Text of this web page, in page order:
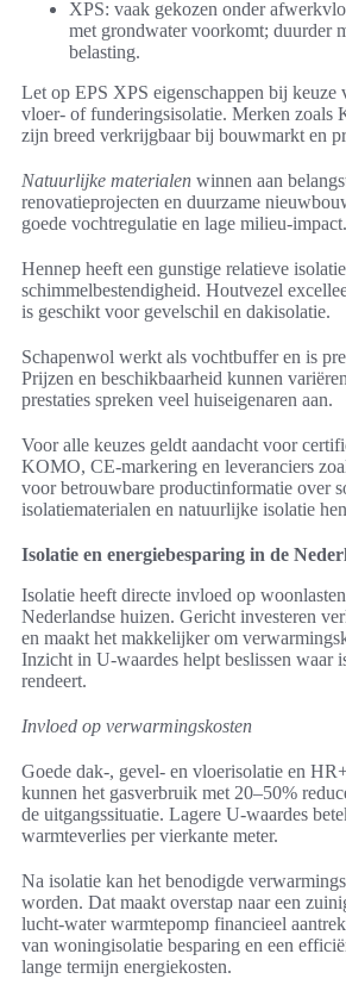
XPS: vaak gekozen onder
met grondwater voorkomt; duurder
belasting.
Let op EPS XPS eigenschappen bij keuze
vloer- of funderingsisolatie. Merken zoals
zijn breed verkrijgbaar bij bouwmarkt en
Natuurlijke materialen winnen aan
renovatieprojecten en duurzame
goede vochtregulatie en lage milieu-impact.
Hennep heeft een gunstige relatieve
schimmelbestendigheid. Houtvezel
is geschikt voor gevelschil en dakisolatie.
Schapenwol werkt als vochtbuffer en is
Prijzen en beschikbaarheid kunnen
prestaties spreken veel huiseigenaren aan.
Voor alle keuzes geldt aandacht voor
KOMO, CE-markering en leveranciers
voor betrouwbare productinformatie over
isolatiematerialen en natuurlijke isolatie
Isolatie en energiebesparing in de
Isolatie heeft directe invloed op
Nederlandse huizen. Gericht investeren
en maakt het makkelijker om
Inzicht in U-waardes helpt beslissen waar
rendeert.
Invloed op verwarmingskosten
Goede dak-, gevel- en vloerisolatie en
kunnen het gasverbruik met 20–50%
de uitgangssituatie. Lagere U-waardes
warmteverlies per vierkante meter.
Na isolatie kan het benodigde
worden. Dat maakt overstap naar een
lucht-water warmtepomp financieel
van woningisolatie besparing en een
lange termijn energiekosten.